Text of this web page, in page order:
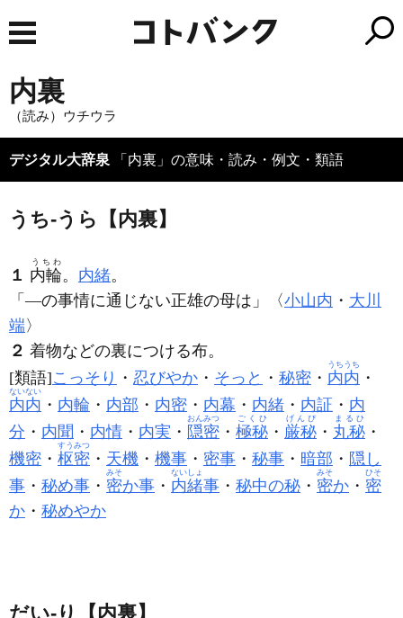
内裏
（読み）ウチウラ
デジタル大辞泉 「内裏」の意味・読み・例文・類語
うち‐うら【内裏】
１ 内輪
うちわ
。 内緒。
「―の事情に通じない正雄の母は」〈小山内 ・ 大川
端〉
２ 着物などの裏につける布。
[類語]こっそり ・ 忍びやか ・ そっと ・ 秘密 ・ 内内
うちうち
・
内内
ないない
・ 内輪 ・ 内部 ・ 内密 ・ 内幕 ・ 内緒 ・ 内証 ・ 内
分 ・ 内聞 ・ 内情 ・ 内実 ・ 隠密
おんみつ
・ 極秘
ごくひ
・ 厳秘
げんぴ
・ 丸秘
まるひ
・
機密 ・ 枢密
すうみつ
・ 天機 ・ 機事 ・ 密事 ・ 秘事 ・ 暗部 ・ 隠し
事 ・ 秘め事 ・ 密
みそ
か事 ・ 内緒
ないしょ
事 ・ 秘中の秘 ・ 密
みそ
か ・ 密
ひそ
か ・ 秘めやか
だい‐り【内裏】